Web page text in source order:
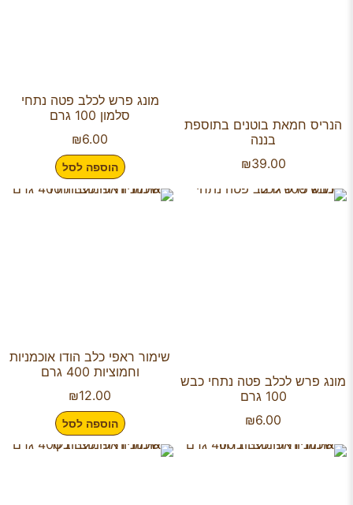
הנריס חמאת בוטנים בתוספת
בננה
₪39.00
מונג פרש לכלב פטה נתחי
סלמון 100 גרם
₪6.00
הוספה לסל
מונג פרש לכלב פטה נתחי כבש
100 גרם
₪6.00
שימור ראפי כלב הודו אוכמניות
וחמוציות 400 גרם
₪12.00
הוספה לסל